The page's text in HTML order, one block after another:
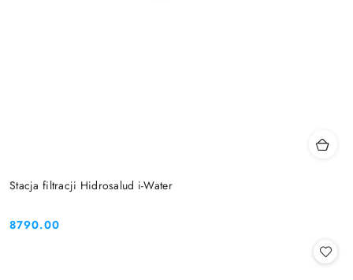
Stacja filtracji Hidrosalud i-Water
Cena:
8790.00